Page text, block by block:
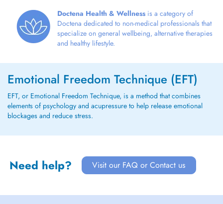
maar het voelt alsof ...
Doctena Health & Wellness is a category of
Doctena dedicated to non-medical professionals that
specialize on general wellbeing, alternative therapies
and healthy lifestyle.
Emotional Freedom Technique (EFT)
EFT, or Emotional Freedom Technique, is a method that combines
elements of psychology and acupressure to help release emotional
blockages and reduce stress.
Need help? Visit our FAQ or Contact us